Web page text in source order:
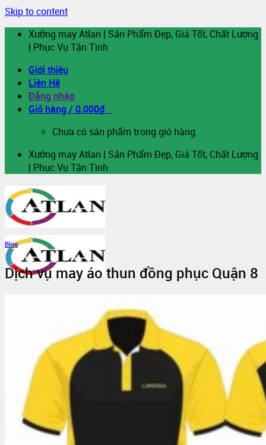
Skip to content
Xưởng may Atlan | Sản Phẩm Đẹp, Giá Tốt, Chất Lượng
| Phục Vụ Tận Tình
Giới thiệu
Liên Hệ
Đăng nhập
Giỏ hàng / 0.000₫
Chưa có sản phẩm trong giỏ hàng.
Xưởng may Atlan | Sản Phẩm Đẹp, Giá Tốt, Chất Lượng
| Phục Vụ Tận Tình
Giới thiệu
Vải Thun
Tin Tức
Áo Thun Đồng Phục
Áo Thun Đồng Phục Quán Cafe
Áo Thun Đồng Phục Mầm Non
Áo Thun Đồng Phục Công Nhân
Áo thun teambuilding đi biển
Áo Thun Nhóm
Blog
Dịch vụ may áo thun đồng phục Quận 8